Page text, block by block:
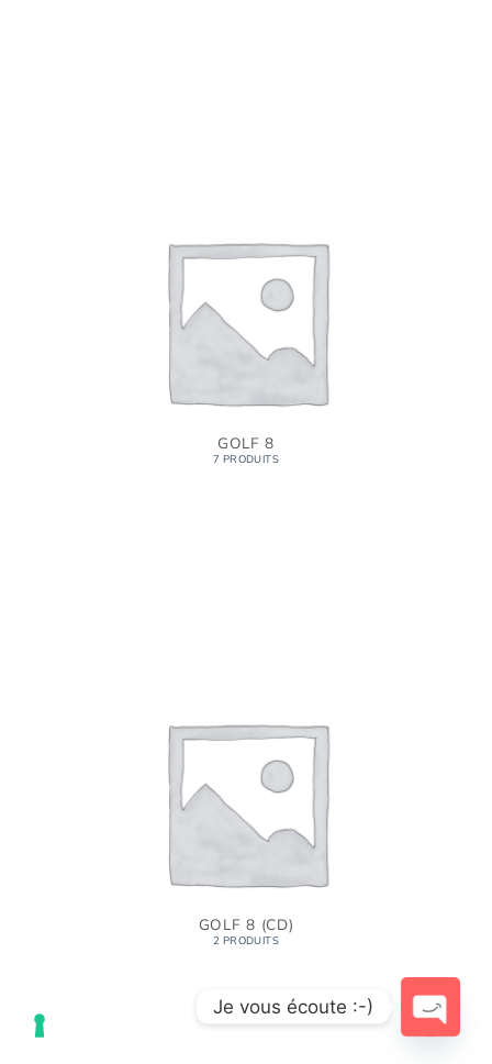
GOLF 8
7 PRODUITS
GOLF 8 (CD)
2 PRODUITS
Je vous écoute :-)